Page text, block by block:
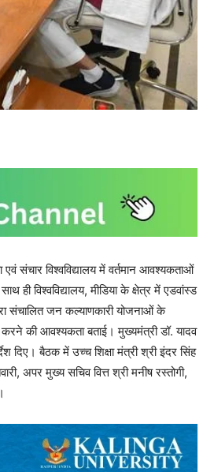
एवं संचार विश्वविद्यालय में वर्तमान आवश्यकताओं
विश्वविद्यालय, मीडिया के क्षेत्र में एडवांस्ड
संचालित जन कल्याणकारी योजनाओं के
करने की आवश्यकता बताई। मुख्यमंत्री डॉ. यादव
दिए। बैठक में उच्च शिक्षा मंत्री श्री इंदर सिंह
अपर मुख्य सचिव वित्त श्री मनीष रस्तोगी,